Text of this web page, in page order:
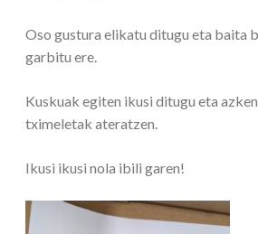
Oso gustura elikatu ditugu eta baita
garbitu ere.
Kuskuak egiten ikusi ditugu eta
tximeletak ateratzen.
Ikusi ikusi nola ibili garen!